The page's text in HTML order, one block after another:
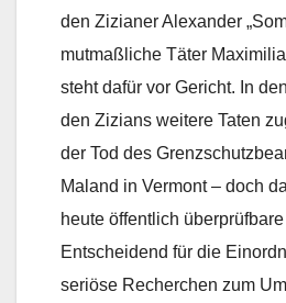
den Zizianer Alexander
mutmaßliche Täter
steht dafür vor Gericht. In
den Zizians weitere Taten
der Tod des
Maland in Vermont – doch
heute öffentlich
Entscheidend für die
seriöse Recherchen zum